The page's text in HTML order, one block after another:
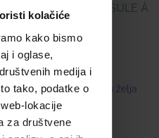
kolačiće
kako bismo
i oglase,
medija i
tako, podatke o
lokacije
za društvene
ANTISKLERIN KAPSULE Á
Dodaj u listu želja
Pročitaj više